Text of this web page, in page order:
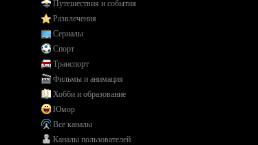
Путешествия и события
Развлечения
Сериалы
Спорт
Транспорт
Фильмы и анимация
Хобби и образование
Юмор
Все каналы
Каналы пользователей